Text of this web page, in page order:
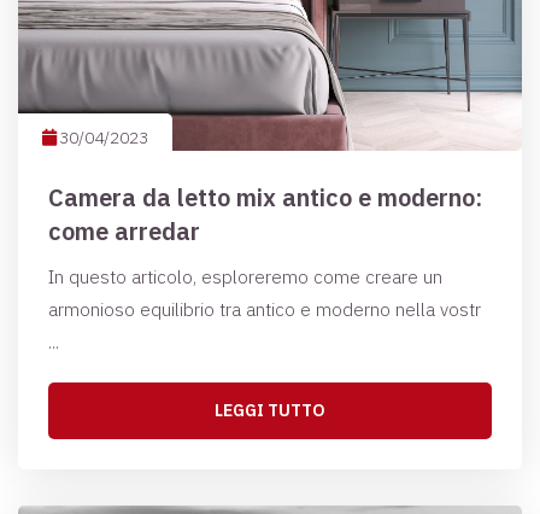
30/04/2023
Camera da letto mix antico e moderno:
come arredar
In questo articolo, esploreremo come creare un
armonioso equilibrio tra antico e moderno nella vostr
...
LEGGI TUTTO